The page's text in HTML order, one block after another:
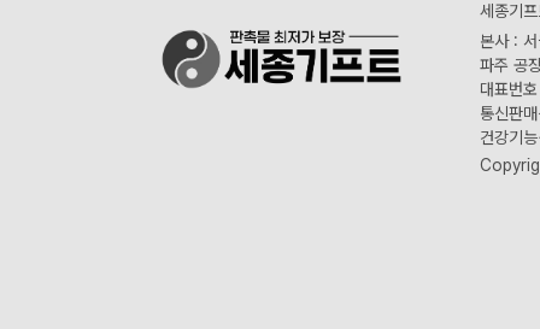
세종기
본사 :
파주 공
대표번
통신판
건강기